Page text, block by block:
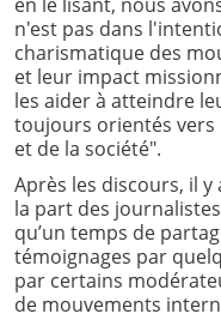
n'est pas dans
charismatique des
et leur impact
les aider à atteindre
toujours orientés vers
et de la société".
Après les discours, il
la part des
qu’un temps de
témoignages par
par certains
de mouvements